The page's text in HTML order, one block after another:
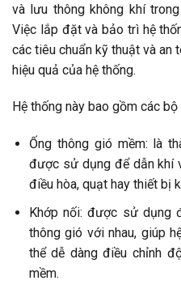
và lưu thông không khí
Việc lắp đặt và bảo trì hệ
các tiêu chuẩn kỹ thuật và
hiệu quả của hệ thống.
Hệ thống này bao gồm các
Ống thông gió mềm: là
được sử dụng để dẫn khí
điều hòa, quạt hay thiết bị
Khớp nối: được sử dụng
thông gió với nhau, giúp
thể dễ dàng điều chỉnh
mềm.